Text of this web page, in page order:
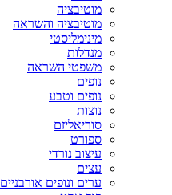
מוטיבציה
מוטיבציה והשראה
מינימליסטי
מנדלות
משפטי השראה
נופים
נופים וטבע
נוצות
סוריאליזם
ספורט
עיצוב נורדי
עצים
ערים ונופים אורבניים